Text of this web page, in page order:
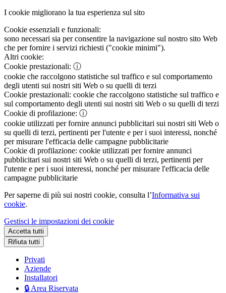
I cookie migliorano la tua esperienza sul sito
Cookie essenziali e funzionali:
sono necessari sia per consentire la navigazione sul nostro sito Web
che per fornire i servizi richiesti ("cookie minimi").
Altri cookie:
Cookie prestazionali: ⓘ
cookie che raccolgono statistiche sul traffico e sul comportamento
degli utenti sui nostri siti Web o su quelli di terzi
Cookie prestazionali: cookie che raccolgono statistiche sul traffico e
sul comportamento degli utenti sui nostri siti Web o su quelli di terzi
Cookie di profilazione: ⓘ
cookie utilizzati per fornire annunci pubblicitari sui nostri siti Web o
su quelli di terzi, pertinenti per l'utente e per i suoi interessi, nonché
per misurare l'efficacia delle campagne pubblicitarie
Cookie di profilazione: cookie utilizzati per fornire annunci
pubblicitari sui nostri siti Web o su quelli di terzi, pertinenti per
l'utente e per i suoi interessi, nonché per misurare l'efficacia delle
campagne pubblicitarie
Per saperne di più sui nostri cookie, consulta l’Informativa sui
cookie.
Gestisci le impostazioni dei cookie
Accetta tutti
Rifiuta tutti
Privati
Aziende
Installatori
🔒 Area Riservata